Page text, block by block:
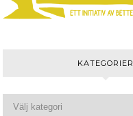
KATEGORIER